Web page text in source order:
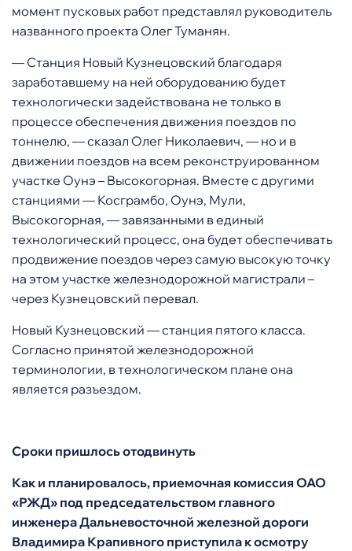
момент пусковых работ представлял руководитель
названного проекта Олег Туманян.
— Станция Новый Кузнецовский благодаря
заработавшему на ней оборудованию будет
технологически задействована не только в
процессе обеспечения движения поездов по
тоннелю, — сказал Олег Николаевич, — но и в
движении поездов на всем реконструированном
участке Оунэ – Высокогорная. Вместе с другими
станциями — Косграмбо, Оунэ, Мули,
Высокогорная, — завязанными в единый
технологический процесс, она будет обеспечивать
продвижение поездов через самую высокую точку
на этом участке железнодорожной магистрали –
через Кузнецовский перевал.
Новый Кузнецовский — станция пятого класса.
Согласно принятой железнодорожной
терминологии, в технологическом плане она
является разъездом.
Сроки пришлось отодвинуть
Как и планировалось, приемочная комиссия ОАО
«РЖД» под председательством главного
инженера Дальневосточной железной дороги
Владимира Крапивного приступила к осмотру